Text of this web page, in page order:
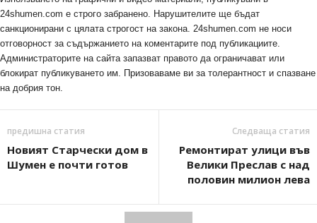
24shumen.com е строго забранено. Нарушителите ще бъдат
санкционирани с цялата строгост на закона. 24shumen.com не носи
отговорност за съдържанието на коментарите под публикациите.
Администраторите на сайта запазват правото да ограничават или
блокират публикуването им. Призоваваме ви за толерантност и спазване
на добрия тон.
предишна статия
Новият Старчески дом в
Шумен е почти готов
Следваща статия
Ремонтират улици във
Велики Преслав с над
половин милион лева